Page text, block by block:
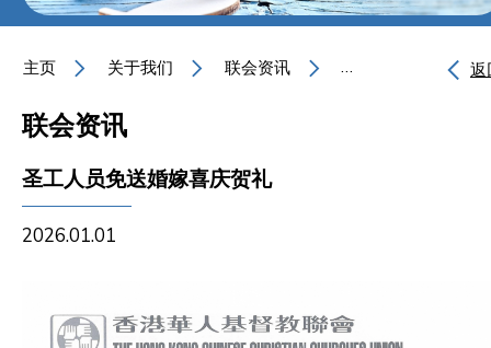
主页 关于我们 联会资讯 圣工人员免送婚嫁返
联会资讯
圣工人员免送婚嫁喜庆贺礼
2026.01.01